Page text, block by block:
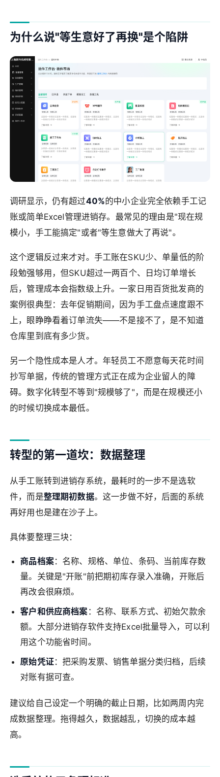
为什么说"等生意好了再换"是个陷阱
调研显示，仍有超过40%的中小企业完全依赖手工记
账或简单Excel管理进销存。最常见的理由是"现在规
模小，手工能搞定"或者"等生意做大了再说"。
这个逻辑反过来才对。手工账在SKU少、单量低的阶
段勉强够用，但SKU超过一两百个、日均订单增长
后，管理成本会指数级上升。一家日用百货批发商的
案例很典型：去年促销期间，因为手工盘点速度跟不
上，眼睁睁看着订单流失——不是接不了，是不知道
仓库里到底有多少货。
另一个隐性成本是人才。年轻员工不愿意每天花时间
抄写单据，传统的管理方式正在成为企业留人的障
碍。数字化转型不等到"规模够了"，而是在规模还小
的时候切换成本最低。
转型的第一道坎：数据整理
从手工账转到进销存系统，最耗时的一步不是选软
件，而是整理期初数据。这一步做不好，后面的系统
再好用也是建在沙子上。
具体要整理三块：
商品档案：名称、规格、单位、条码、当前库存数
量。关键是"开账"前把期初库存录入准确，开账后
再改会很麻烦。
客户和供应商档案 ：名称、联系方式、初始欠款余
额。大部分进销存软件支持Excel批量导入，可以利
用这个功能省时间。
原始凭证：把采购发票、销售单据分类归档，后续
对账有据可查。
建议给自己设定一个明确的截止日期，比如两周内完
成数据整理。拖得越久，数据越乱，切换的成本越
高。